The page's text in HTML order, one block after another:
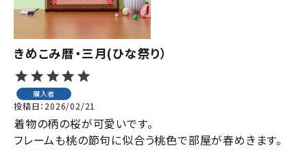
きめこみ暦・三月(ひな祭り）
購入者
投稿日 2026/02/21
着物の柄の桜が可愛いです。
フレームも桃の節句に似合う桃色で部屋が春めきます。